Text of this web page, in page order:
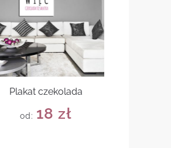
Plakat czekolada
od: 18zł